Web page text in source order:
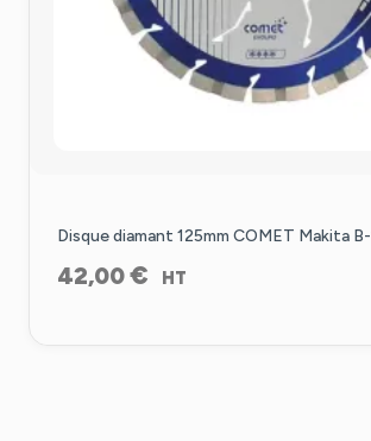
Disque diamant 125mm COMET Makita
42,00€ HT